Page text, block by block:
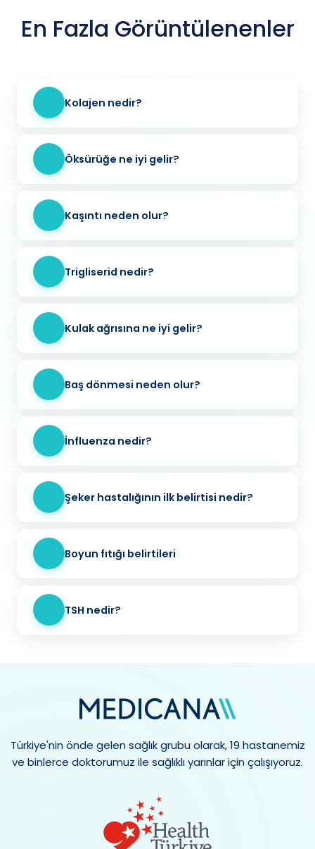
En Fazla Görüntülenenler
Kolajen nedir?
Öksürüğe ne iyi gelir?
Kaşıntı neden olur?
Trigliserid nedir?
Kulak ağrısına ne iyi gelir?
Baş dönmesi neden olur?
İnfluenza nedir?
Şeker hastalığının ilk belirtisi nedir?
Boyun fıtığı belirtileri
TSH nedir?
Türkiye'nin önde gelen sağlık grubu olarak, 19 hastanemiz
ve binlerce doktorumuz ile sağlıklı yarınlar için çalışıyoruz.